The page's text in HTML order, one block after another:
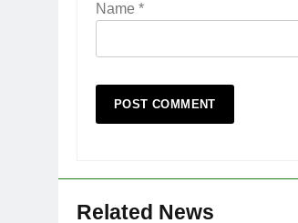
Name *
Related News